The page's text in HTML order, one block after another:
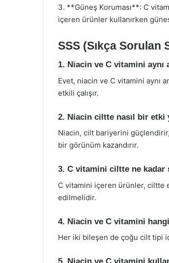
3. **Güneş Koruması**: C
içeren ürünler kullanırken
SSS (Sıkça Sorulan
1. Niacin ve C vitamini aynı
Evet, niacin ve C vitamini aynı
etkili çalışır.
2. Niacin ciltte nasıl bir etki
Niacin, cilt bariyerini
bir görünüm kazandırır.
3. C vitamini ciltte ne kadar
C vitamini içeren ürünler, ciltte
edilmelidir.
4. Niacin ve C vitamini
Her iki bileşen de çoğu cilt tipi